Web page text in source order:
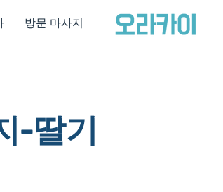
방문 마사지
-딸기